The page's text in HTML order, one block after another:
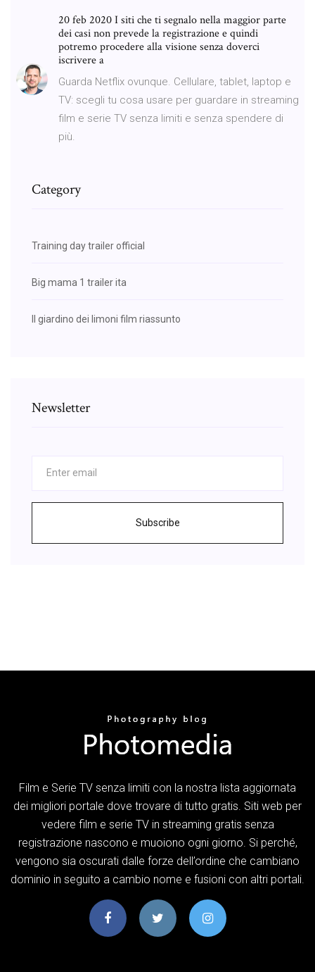
20 feb 2020 I siti che ti segnalo nella maggior parte
dei casi non prevede la registrazione e quindi
potremo procedere alla visione senza doverci
iscrivere a
Guarda Netflix ovunque. Cellulare, tablet, laptop e
TV: scegli tu cosa usare per guardare in streaming
film e serie TV senza limiti e senza spendere di
più.
Category
Training day trailer official
Big mama 1 trailer ita
Il giardino dei limoni film riassunto
Newsletter
Subscribe
Film e Serie TV senza limiti con la nostra lista aggiornata
dei migliori portale dove trovare di tutto gratis. Siti web per
vedere film e serie TV in streaming gratis senza
registrazione nascono e muoiono ogni giorno. Si perché,
vengono sia oscurati dalle forze dell’ordine che cambiano
dominio in seguito a cambio nome e fusioni con altri portali.